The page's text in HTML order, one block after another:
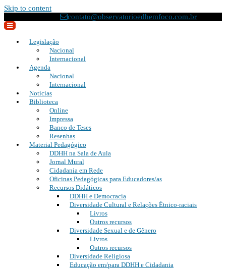
Skip to content
contato@observatorioedhemfoco.com.br
Legislação
Nacional
Internacional
Agenda
Nacional
Internacional
Notícias
Biblioteca
Online
Impressa
Banco de Teses
Resenhas
Material Pedagógico
DDHH na Sala de Aula
Jornal Mural
Cidadania em Rede
Oficinas Pedagógicas para Educadores/as
Recursos Didáticos
DDHH e Democracia
Diversidade Cultural e Relações Étnico-raciais
Livros
Outros recursos
Diversidade Sexual e de Gênero
Livros
Outros recursos
Diversidade Religiosa
Educação em/para DDHH e Cidadania